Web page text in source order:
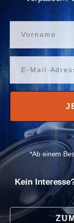
Normaler Preis
Verfügbar
In den
✈
2 Bewertungen
Helix
*Ab einem
Kein